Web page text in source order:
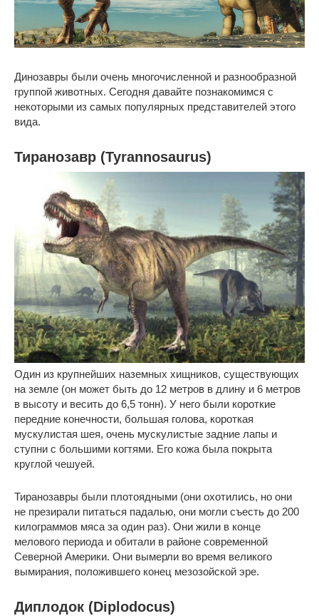
Динозавры были очень многочисленной и разнообразной
группой животных. Сегодня давайте познакомимся с
некоторыми из самых популярных представителей этого
вида.
Тиранозавр (Tyrannosaurus)
Один из крупнейших наземных хищников, существующих
на земле (он может быть до 12 метров в длину и 6 метров
в высоту и весить до 6,5 тонн). У него были короткие
передние конечности, большая голова, короткая
мускулистая шея, очень мускулистые задние лапы и
ступни с большими когтями. Его кожа была покрыта
круглой чешуей.
Тиранозавры были плотоядными (они охотились, но они
не презирали питаться падалью, они могли съесть до 200
килограммов мяса за один раз). Они жили в конце
мелового периода и обитали в районе современной
Северной Америки. Они вымерли во время великого
вымирания, положившего конец мезозойской эре.
Диплодок (Diplodocus)